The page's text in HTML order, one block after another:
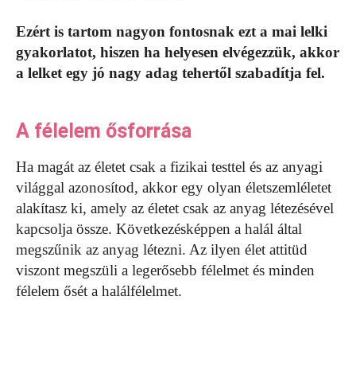
Ezért is tartom nagyon fontosnak ezt a mai lelki
gyakorlatot, hiszen ha helyesen elvégezzük, akkor
a lelket egy jó nagy adag tehertől szabadítja fel.
A félelem ősforrása
Ha magát az életet csak a fizikai testtel és az anyagi
világgal azonosítod, akkor egy olyan életszemléletet
alakítasz ki, amely az életet csak az anyag létezésével
kapcsolja össze. Következésképpen a halál által
megszűnik az anyag létezni. Az ilyen élet attitüd
viszont megszüli a legerősebb félelmet és minden
félelem ősét a halálfélelmet.